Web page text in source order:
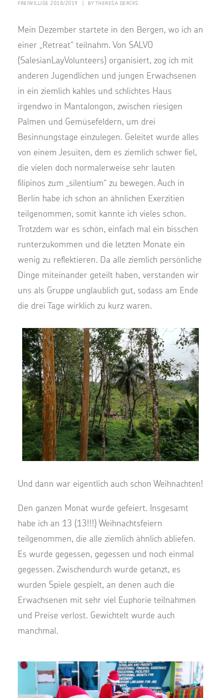
FREIWILLIGE 2018/2019
BY THERESA DERCKS
Mein Dezember startete in den Bergen, wo ich an
einer „Retreat“ teilnahm. Von SALVO
(SalesianLayVolunteers) organisiert, zog ich mit
anderen Jugendlichen und jungen Erwachsenen
in ein ziemlich kahles und schlichtes Haus
irgendwo in Mantalongon, zwischen riesigen
Palmen und Gemüsefeldern, um drei
Besinnungstage einzulegen. Geleitet wurde alles
von einem Jesuiten, dem es ziemlich schwer fiel,
die vielen doch normalerweise sehr lauten
filipinos zum „silentium“ zu bewegen. Auch in
Berlin habe ich schon an ähnlichen Exerzitien
teilgenommen, somit kannte ich vieles schon.
Trotzdem war es schön, einfach mal ein bisschen
runterzukommen und die letzten Monate ein
wenig zu reflektieren. Da alle ziemlich persönliche
Dinge miteinander geteilt haben, verstanden wir
uns als Gruppe unglaublich gut, sodass am Ende
die drei Tage wirklich zu kurz waren.
Und dann war eigentlich auch schon Weihnachten!
Den ganzen Monat wurde gefeiert. Insgesamt
habe ich an 13 (13!!!) Weihnachtsfeiern
teilgenommen, die alle ziemlich ähnlich abliefen.
Es wurde gegessen, gegessen und noch einmal
gegessen. Zwischendurch wurde getanzt, es
wurden Spiele gespielt, an denen auch die
Erwachsenen mit sehr viel Euphorie teilnahmen
und Preise verlost. Gewichtelt wurde auch
manchmal.